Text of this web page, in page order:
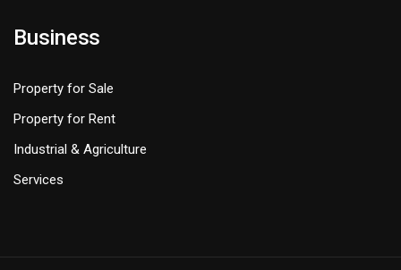
Business
Property for Sale
Property for Rent
Industrial & Agriculture
Services